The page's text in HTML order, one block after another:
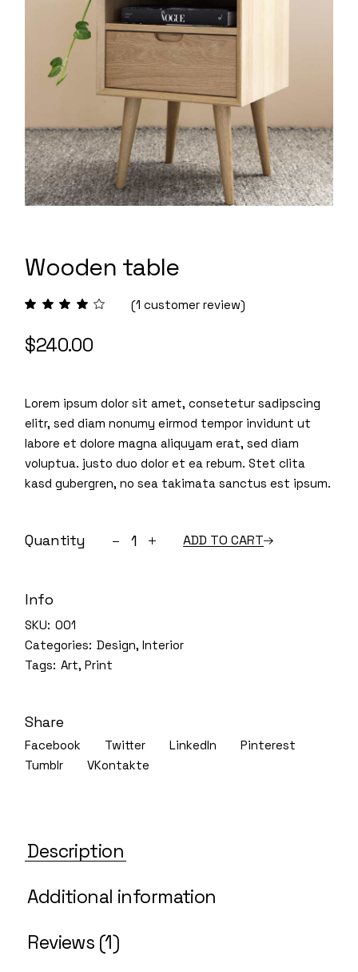
Wooden table
(1 customer review)
$240.00
Lorem ipsum dolor sit amet, consetetur sadipscing
elitr, sed diam nonumy eirmod tempor invidunt ut
labore et dolore magna aliquyam erat, sed diam
voluptua. justo duo dolor et ea rebum. Stet clita
kasd gubergren, no sea takimata sanctus est ipsum.
Quantity Wooden table quantity
ADD TO CART
Info
SKU: 001
Categories: Design,Interior
Tags: Art,Print
Share
Facebook Twitter LinkedIn
Pinterest
Tumblr
VKontakte
Description
Additional information
Reviews (1)